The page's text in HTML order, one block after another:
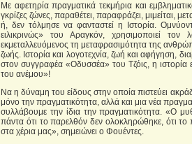
Με αφετηρία πραγματικά τεκμήρια και
γκρίζες ζώνες, παραθέτει, παραφράζει, μιμείται,
ή, δεν τόλμησε να φανταστεί η Ιστορία.
ειλικρινώς» του Αραγκόν, χρησιμοποιεί
εκμεταλλευόμενος τη μεταφρασιμότητα της
ζωής. Ιστορία και λογοτεχνία, ζωή και αφήγηση,
στον συγγραφέα «Οδυσσέα» του Τζόις, η ιστορία
του ανέμου»!
Να η δύναμη του είδους στην οποία πιστεύει
μόνο την πραγματικότητα, αλλά και μια νέα
συλλάβουμε την ίδια την πραγματικότητα. «Ο
πάντα ότι το παρελθόν δεν ολοκληρώθηκε, ότι το
στα χέρια μας», σημειώνει ο Φουέντες.